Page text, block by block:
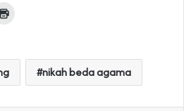
nikah beda agama